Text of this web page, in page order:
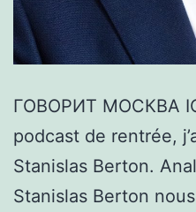
ГОВОРИТ МОСКВА
podcast de rentrée,
Stanislas Berton.
Stanislas Berton